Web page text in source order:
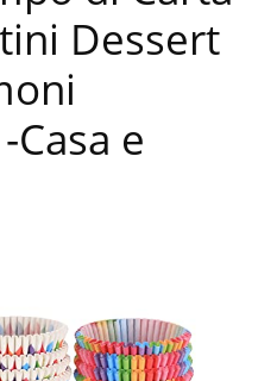
Dessert
-Casa e